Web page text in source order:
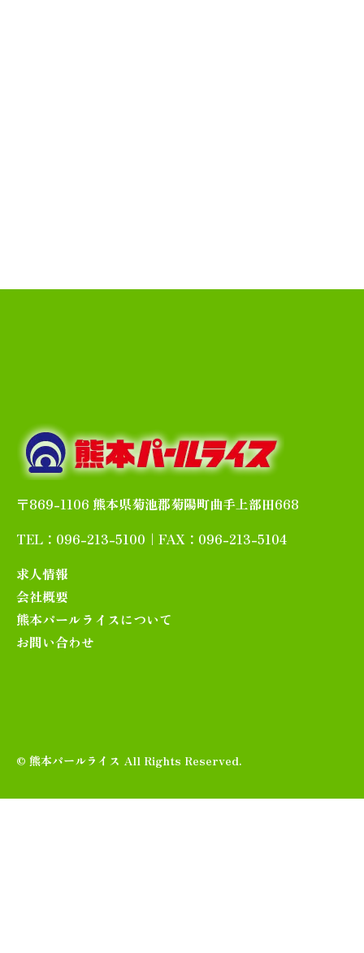
〒869-1106 熊本県菊池郡菊陽町曲手上部田668
TEL：096-213-5100｜FAX：096-213-5104
求人情報
会社概要
熊本パールライスについて
お問い合わせ
© 熊本パールライス All Rights Reserved.